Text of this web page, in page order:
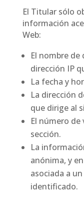
El Titular sólo
información
Web:
El nombre de
dirección IP
La fecha y
La dirección
que dirige al
El número
sección.
La
anónima, y
asociada a
identificado.